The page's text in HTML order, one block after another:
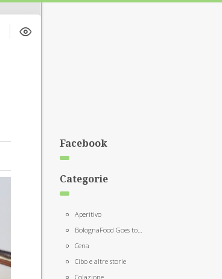
Facebook
Categorie
Aperitivo
BolognaFood Goes to…
Cena
Cibo e altre storie
Colazione